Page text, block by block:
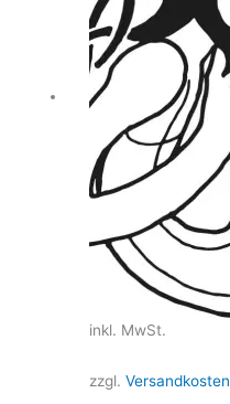
inkl. MwSt.
zzgl.Versandkosten